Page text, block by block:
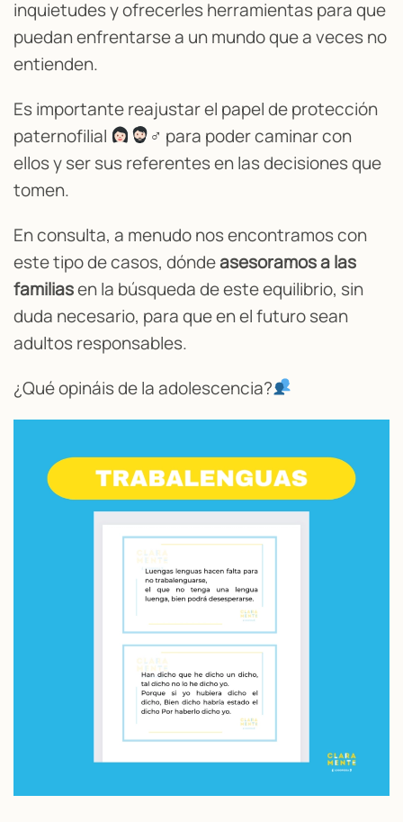
inquietudes y ofrecerles herramientas para que
puedan enfrentarse a un mundo que a veces no
entienden.
Es importante reajustar el papel de protección
paternofilial
‍♂ para poder caminar con
ellos y ser sus referentes en las decisiones que
tomen.
En consulta, a menudo nos encontramos con
este tipo de casos, dóndeasesoramos a las
familiasen la búsqueda de este equilibrio, sin
duda necesario, para que en el futuro sean
adultos responsables.
¿Qué opináis de la adolescencia?